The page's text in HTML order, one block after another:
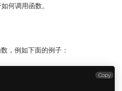
何调用函数。
，例如下面的例子：
Copy